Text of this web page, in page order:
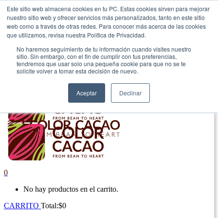
Este sitio web almacena cookies en tu PC. Estas cookies sirven para mejorar
nuestro sitio web y ofrecer servicios más personalizados, tanto en este sitio
web como a través de otras redes. Para conocer más acerca de las cookies
que utilizamos, revisa nuestra Política de Privacidad.
No haremos seguimiento de tu información cuando visites nuestro
sitio. Sin embargo, con el fin de cumplir con tus preferencias,
tendremos que usar solo una pequeña cookie para que no se te
solicite volver a tomar esta decisión de nuevo.
Aceptar Declinar
|
Envío gratis en Antioquia por compras superiores a $100.000.
0
No hay productos en el carrito.
CARRITO Total:$0